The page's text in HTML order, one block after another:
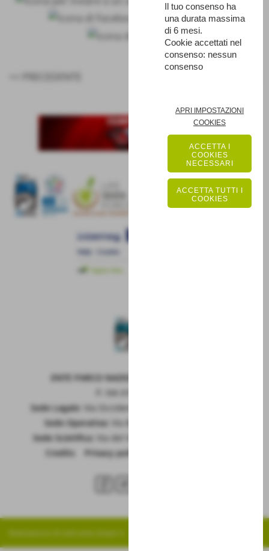
ENTE PARCO NAZIONALE DELLA MAIELLA
Sede Legale:
Via Occidentale 6, GUARDIAGRELE (Ch)
Sede Operativa:
Sede Scietifica:
Via del Vivaio, CARAMANICO T. (Pe)
Credits
Privacy policy
Il tuo consenso ha
una durata massima
di 6 mesi.
Cookie accettati nel
consenso: nessun
consenso
APRI IMPOSTAZIONI
COOKIES
ACCETTA I
COOKIES
NECESSARI
ACCETTA TUTTI I
COOKIES